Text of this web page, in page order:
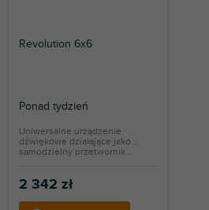
Revolution 6x6
Ponad tydzień
2 342 zł
Uniwersalne urządzenie
dźwiękowe działające jako
samodzielny przetwornik...